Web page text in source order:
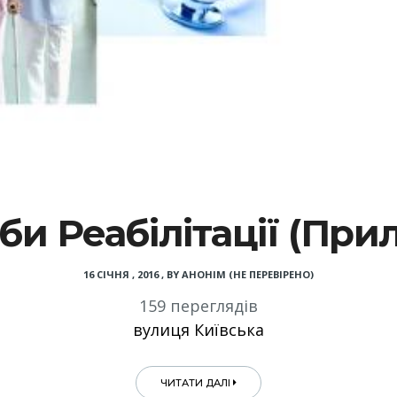
Реабілітації
16 СІЧНЯ , 2016, BY АНОНІМ (НЕ ПЕРЕВІРЕНО)
159 переглядів
вулиця Київська
ЧИТАТИ ДАЛІ